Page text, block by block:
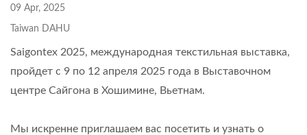
09 Apr, 2025
Taiwan DAHU
Saigontex 2025, международная текстильная выставка,
пройдет с 9 по 12 апреля 2025 года в Выставочном
центре Сайгона в Хошимине, Вьетнам.
Мы искренне приглашаем вас посетить и узнать о